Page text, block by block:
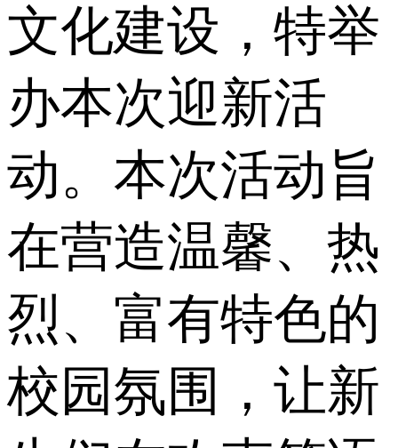
文化建设，特举
办本次迎新活
动。本次活动旨
在营造温馨、热
烈、富有特色的
校园氛围，让新